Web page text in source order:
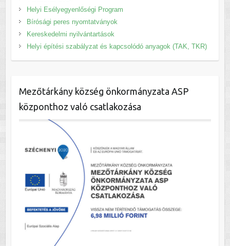
Helyi Esélyegyenlőségi Program
Bírósági peres nyomtatványok
Kereskedelmi nyilvántartások
Helyi építési szabályzat és kapcsolódó anyagok (TAK, TKR)
Mezőtárkány község önkormányzata ASP
központhoz való csatlakozása